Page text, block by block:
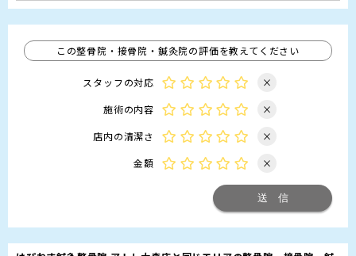
この整骨院・接骨院・鍼灸院の評価を教えてください
スタッフの対応
×
施術の内容
×
店内の清潔さ
×
金額
×